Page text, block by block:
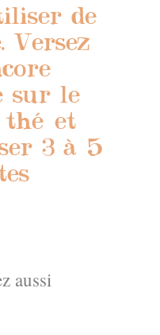
de
Versez
sur le
thé et
3 à 5
aussi